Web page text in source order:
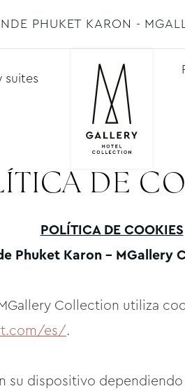
PHUKET KARON -
suites
DE
POLÍTICA DE COOKIES
Phuket Karon - MGallery
Collection utiliza
es/.
su dispositivo